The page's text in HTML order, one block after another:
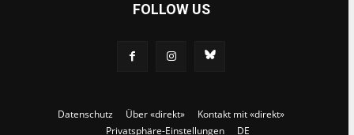
FOLLOW US
Datenschutz Über «direkt»
Kontakt mit «direkt»
Privatsphäre-Einstellungen
DE